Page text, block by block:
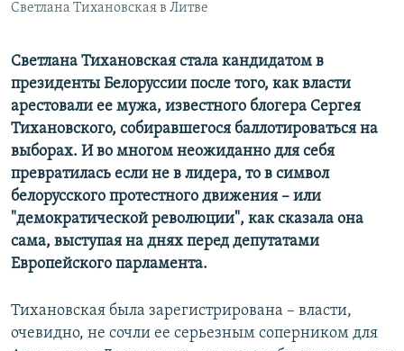
Светлана Тихановская в Литве
Светлана Тихановская стала кандидатом в
президенты Белоруссии после того, как власти
арестовали ее мужа, известного блогера Сергея
Тихановского, собиравшегося баллотироваться на
выборах. И во многом неожиданно для себя
превратилась если не в лидера, то в символ
белорусского протестного движения – или
"демократической революции", как сказала она
сама, выступая на днях перед депутатами
Европейского парламента.
Тихановская была зарегистрирована – власти,
очевидно, не сочли ее серьезным соперником для